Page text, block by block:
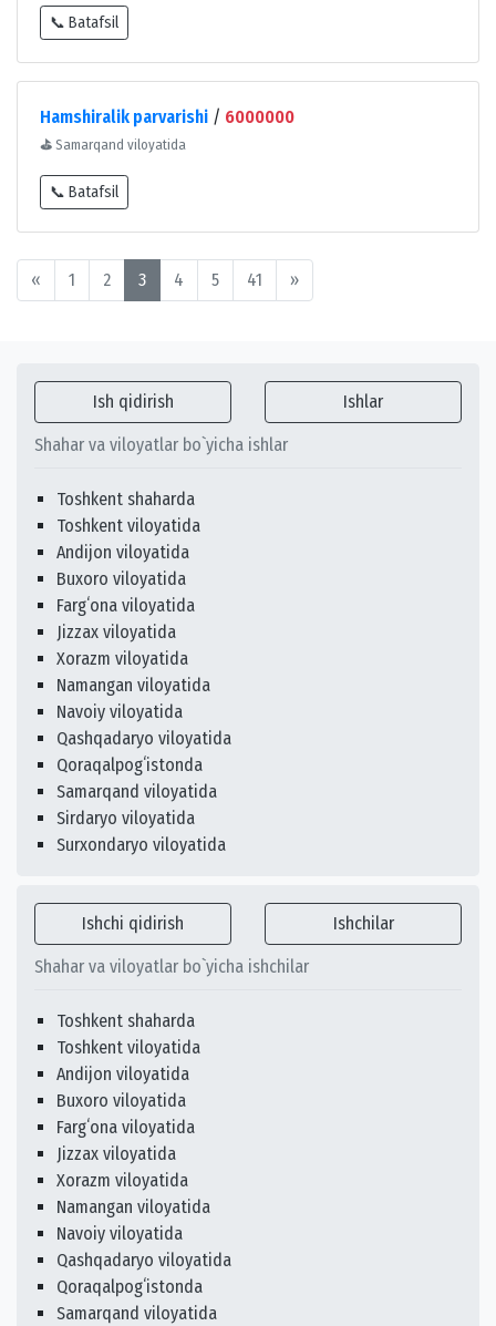
📞 Batafsil
Hamshiralik parvarishi / 6000000
⛳ Samarqand viloyatida
📞 Batafsil
« 1 2 3 4 5 41 »
Ish qidirish Ishlar
Shahar va viloyatlar bo`yicha ishlar
Toshkent shaharda
Toshkent viloyatida
Andijon viloyatida
Buxoro viloyatida
Fargʻona viloyatida
Jizzax viloyatida
Xorazm viloyatida
Namangan viloyatida
Navoiy viloyatida
Qashqadaryo viloyatida
Qoraqalpogʻistonda
Samarqand viloyatida
Sirdaryo viloyatida
Surxondaryo viloyatida
Ishchi qidirish Ishchilar
Shahar va viloyatlar bo`yicha ishchilar
Toshkent shaharda
Toshkent viloyatida
Andijon viloyatida
Buxoro viloyatida
Fargʻona viloyatida
Jizzax viloyatida
Xorazm viloyatida
Namangan viloyatida
Navoiy viloyatida
Qashqadaryo viloyatida
Qoraqalpogʻistonda
Samarqand viloyatida